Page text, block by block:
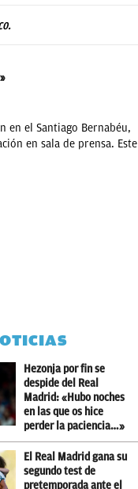
en el Santiago Bernabéu,
en sala de prensa. Este
Hezonja por fin se
despide del Real
Madrid: «Hubo noches
en las que os hice
perder la paciencia…»
El Real Madrid gana su
segundo test de
pretemporada ante el